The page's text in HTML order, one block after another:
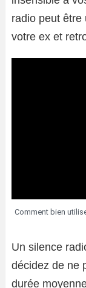
radio peut être
votre ex et
Comment bien
Un silence
décidez de ne
durée